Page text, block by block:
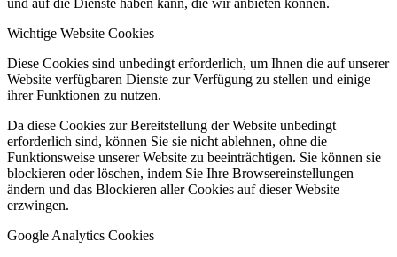
und auf die Dienste haben kann, die wir anbieten können.
Wichtige Website Cookies
Diese Cookies sind unbedingt erforderlich, um Ihnen die auf unserer
Website verfügbaren Dienste zur Verfügung zu stellen und einige
ihrer Funktionen zu nutzen.
Da diese Cookies zur Bereitstellung der Website unbedingt
erforderlich sind, können Sie sie nicht ablehnen, ohne die
Funktionsweise unserer Website zu beeinträchtigen. Sie können sie
blockieren oder löschen, indem Sie Ihre Browsereinstellungen
ändern und das Blockieren aller Cookies auf dieser Website
erzwingen.
Google Analytics Cookies